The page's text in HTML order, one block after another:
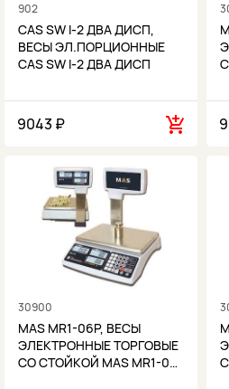
902
CAS SW I-2 ДВА ДИСП,
ВЕСЫ ЭЛ.ПОРЦИОННЫЕ
CAS SW I-2 ДВА ДИСП
9043 ₽
30900
MAS MR1-06P, ВЕСЫ
ЭЛЕКТРОННЫЕ ТОРГОВЫЕ
СО СТОЙКОЙ MAS MR1-0…